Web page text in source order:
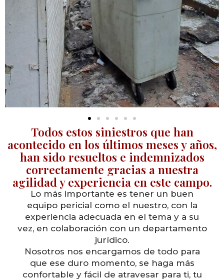
Todos estos siniestros que han
acontecido en los últimos meses y años,
han sido resueltos e indemnizados
correctamente gracias a nuestra
agilidad y experiencia en este campo.
Lo más importante es tener un buen
equipo pericial como el nuestro, con la
experiencia adecuada en el tema y a su
vez, en colaboración con un departamento
jurídico.
Nosotros nos encargamos de todo para
que ese duro momento, se haga más
confortable y fácil de atravesar para ti, tu